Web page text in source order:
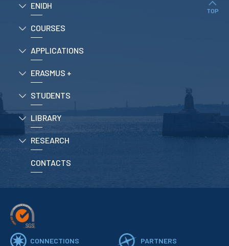
IT services
School Sport
Student Support Office
Biblioteca Insights
Scientific and Technical
Journals
ENIDH
COURSES
APPLICATIONS
ERASMUS +
STUDENTS
LIBRARY
RESEARCH
CONTACTS
TOP
CONNECTIONS PARTNERS